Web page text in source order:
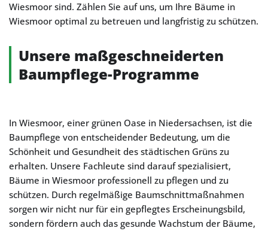
Wiesmoor sind. Zählen Sie auf uns, um Ihre Bäume in
Wiesmoor optimal zu betreuen und langfristig zu schützen.
Unsere maßgeschneiderten
Baumpflege-Programme
In Wiesmoor, einer grünen Oase in Niedersachsen, ist die
Baumpflege von entscheidender Bedeutung, um die
Schönheit und Gesundheit des städtischen Grüns zu
erhalten. Unsere Fachleute sind darauf spezialisiert,
Bäume in Wiesmoor professionell zu pflegen und zu
schützen. Durch regelmäßige Baumschnittmaßnahmen
sorgen wir nicht nur für ein gepflegtes Erscheinungsbild,
sondern fördern auch das gesunde Wachstum der Bäume,